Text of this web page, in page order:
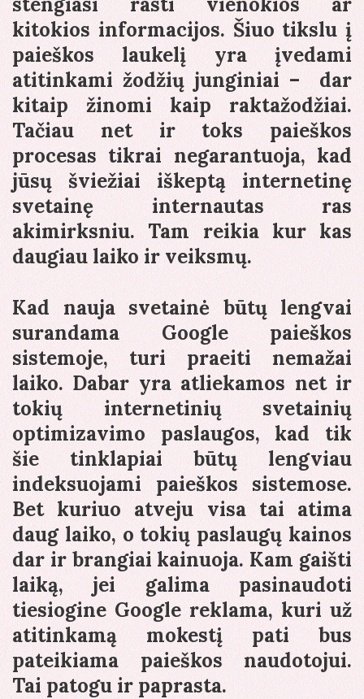
kitokios informacijos. Šiuo tikslu į
paieškos laukelį yra įvedami
atitinkami žodžių junginiai – dar
kitaip žinomi kaip raktažodžiai.
Tačiau net ir toks paieškos
procesas tikrai negarantuoja, kad
jūsų šviežiai iškeptą internetinę
svetainę internautas ras
akimirksniu. Tam reikia kur kas
daugiau laiko ir veiksmų.
Kad nauja svetainė būtų lengvai
surandama Google paieškos
sistemoje, turi praeiti nemažai
laiko. Dabar yra atliekamos net ir
tokių internetinių svetainių
optimizavimo paslaugos, kad tik
šie tinklapiai būtų lengviau
indeksuojami paieškos sistemose.
Bet kuriuo atveju visa tai atima
daug laiko, o tokių paslaugų kainos
dar ir brangiai kainuoja. Kam gaišti
laiką, jei galima pasinaudoti
tiesiogine Google reklama, kuri už
atitinkamą mokestį pati bus
pateikiama paieškos naudotojui.
Tai patogu ir paprasta.